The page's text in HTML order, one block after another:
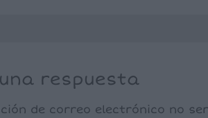
respuesta
de correo electrónico no